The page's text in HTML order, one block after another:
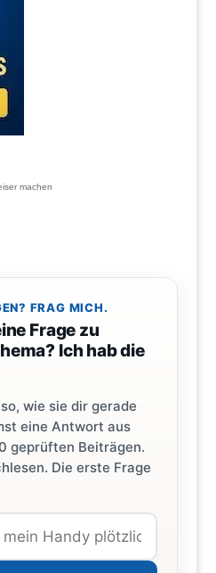
machen
FRAG MICH.
Frage zu
Ich hab die
wie sie dir gerade
eine Antwort aus
geprüften Beiträgen.
Die erste Frage